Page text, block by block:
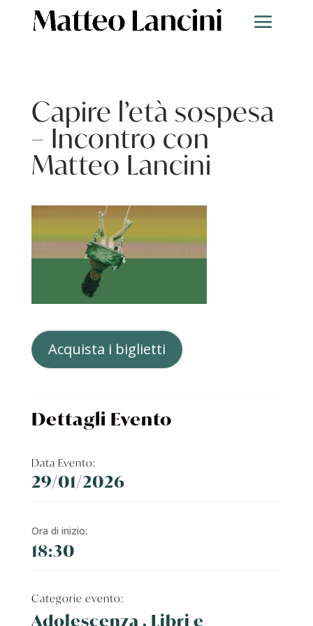
Capire l’età sospesa
– Incontro con
Matteo Lancini
Acquista i biglietti
Dettagli Evento
Data Evento:
29/01/2026
Ora di inizio:
18:30
Categorie evento:
Adolescenza , Libri e